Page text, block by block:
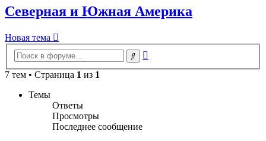
Северная и Южная Америка
Новая тема
Поиск
7 тем • Страница 1 из 1
Темы
Ответы
Просмотры
Последнее сообщение